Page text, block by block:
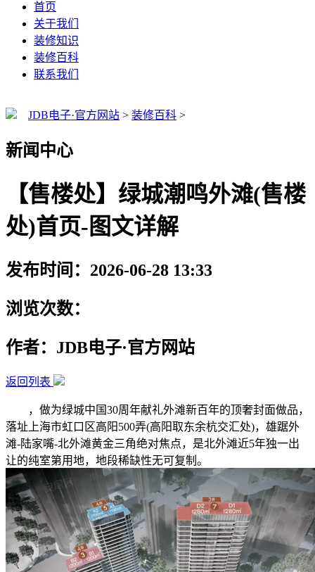
首页
关于我们
装修知识
装修百科
联系我们
JDB电子·官方网站 > 装修百科 >
新闻中心
【售楼处】绿城潮鸣外滩(售楼
处)首页-图文详解
发布时间：2026-06-28 13:33
浏览次数：
作者：JDB电子·官方网站
返回列表
，做为绿城中国30周年献礼外滩新百年的顶奢封面做品，
落址上海市虹口区高阳500弄(高阳取东余杭交汇处)，雄踞外
滩-陆家嘴-北外滩黄金三角绝对焦点，是北外滩近5年独一出
让的纯室第用地，地段稀缺性无可复制。